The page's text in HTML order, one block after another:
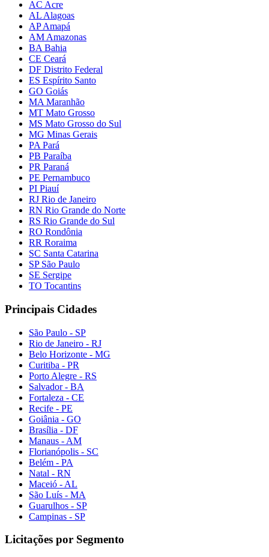
AC Acre
AL Alagoas
AP Amapá
AM Amazonas
BA Bahia
CE Ceará
DF Distrito Federal
ES Espírito Santo
GO Goiás
MA Maranhão
MT Mato Grosso
MS Mato Grosso do Sul
MG Minas Gerais
PA Pará
PB Paraíba
PR Paraná
PE Pernambuco
PI Piauí
RJ Rio de Janeiro
RN Rio Grande do Norte
RS Rio Grande do Sul
RO Rondônia
RR Roraima
SC Santa Catarina
SP São Paulo
SE Sergipe
TO Tocantins
Principais Cidades
São Paulo - SP
Rio de Janeiro - RJ
Belo Horizonte - MG
Curitiba - PR
Porto Alegre - RS
Salvador - BA
Fortaleza - CE
Recife - PE
Goiânia - GO
Brasília - DF
Manaus - AM
Florianópolis - SC
Belém - PA
Natal - RN
Maceió - AL
São Luís - MA
Guarulhos - SP
Campinas - SP
Licitações por Segmento